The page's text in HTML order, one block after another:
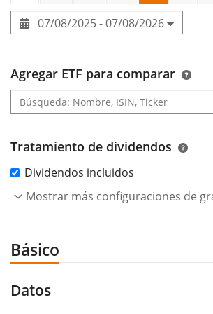
07/08/2025 - 07/08/2026
Agregar ETF para comparar
Tratamiento de dividendos
Dividendos incluidos
Mostrar más configuraciones de
Básico
Datos